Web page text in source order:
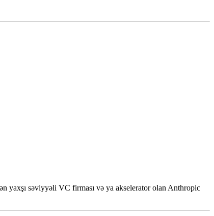
yaxşı səviyyəli VC firması və ya akselerator olan Anthropic